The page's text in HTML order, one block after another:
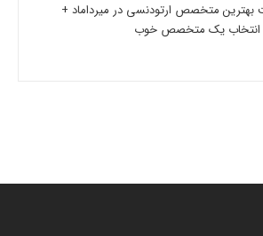
بهترین متخصص ارتودنسی در میرداماد +
انتخاب یک متخصص خوب